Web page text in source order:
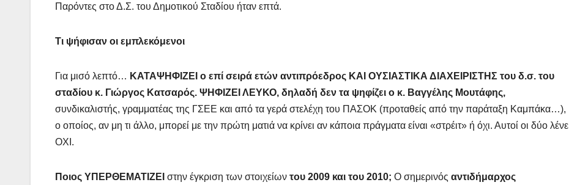
Παρόντες στο Δ.Σ. του Δημοτικού Σταδίου ήταν επτά.
Τι ψήφισαν οι εμπλεκόμενοι
Για μισό λεπτό… ΚΑΤΑΨΗΦΙΖΕΙ ο επί σειρά ετών αντιπρόεδρος ΚΑΙ ΟΥΣΙΑΣΤΙΚΑ ΔΙΑΧΕΙΡΙΣΤΗΣ του δ.σ. του
σταδίου κ. Γιώργος Κατσαρός. ΨΗΦΙΖΕΙ ΛΕΥΚΟ, δηλαδή δεν τα ψηφίζει ο κ. Βαγγέλης Μουτάφης,
συνδικαλιστής, γραμματέας της ΓΣΕΕ και από τα γερά στελέχη του ΠΑΣΟΚ (προταθείς από την παράταξη Καμπάκα…),
ο οποίος, αν μη τι άλλο, μπορεί με την πρώτη ματιά να κρίνει αν κάποια πράγματα είναι «στρέιτ» ή όχι. Αυτοί οι δύο λένε
ΟΧΙ.
Ποιος ΥΠΕΡΘΕΜΑΤΙΖΕΙ στην έγκριση των στοιχείων του 2009 και του 2010; Ο σημερινός αντιδήμαρχος